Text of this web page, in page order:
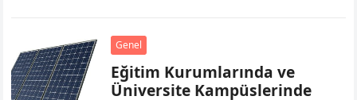
Genel
Eğitim Kurumlarında ve
Üniversite Kampüslerinde